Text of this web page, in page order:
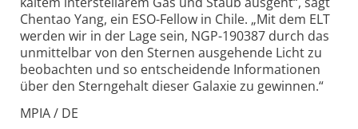
Chentao Yang, ein ESO-Fellow in Chile. „Mit dem ELT
werden wir in der Lage sein, NGP-190387 durch das
unmittelbar von den Sternen ausgehende Licht zu
beobachten und so entscheidende Informationen
über den Sterngehalt dieser Galaxie zu gewinnen.“
MPIA / DE